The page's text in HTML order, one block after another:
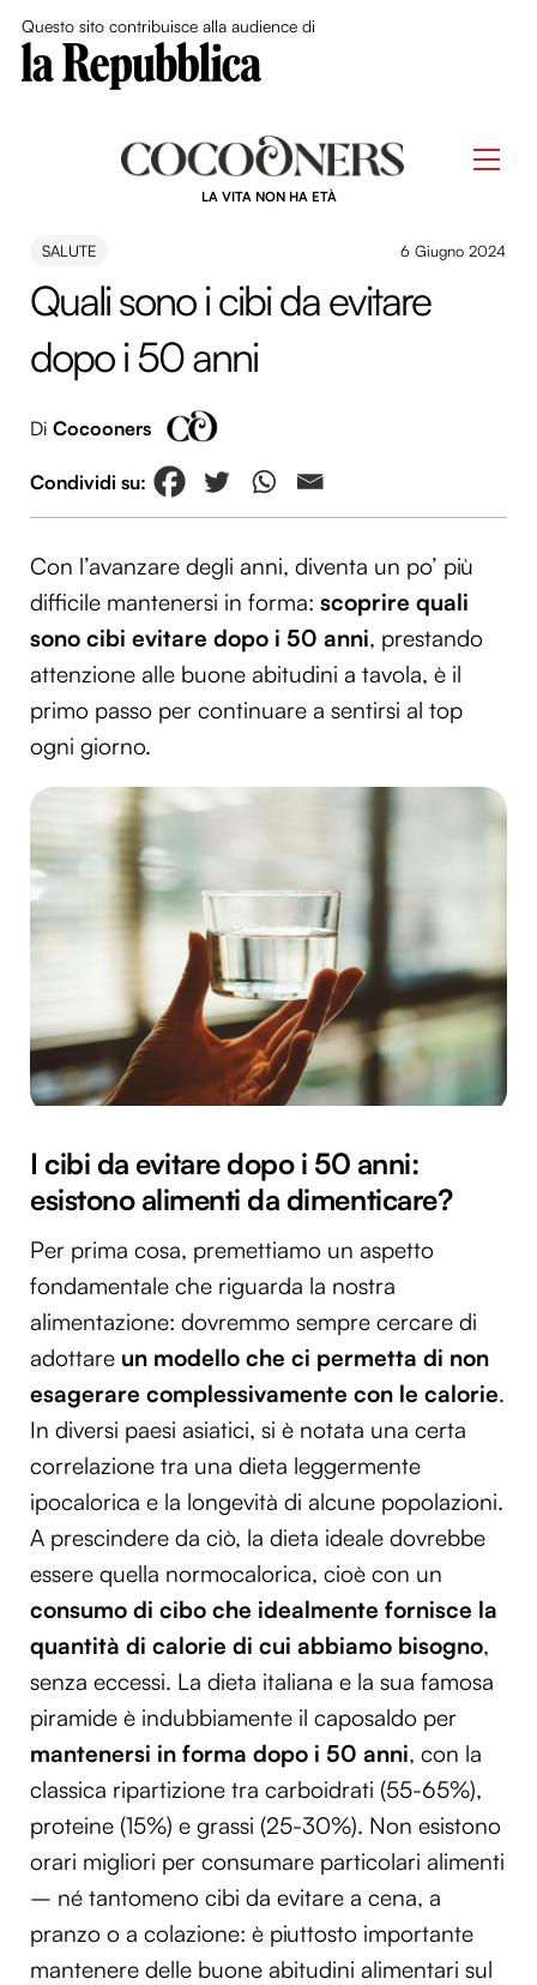
Questo sito contribuisce alla audience di
LA VITA NON HA ETÀ
SALUTE 6 Giugno 2024
Quali sono i cibi da evitare
dopo i 50 anni
Di Cocooners
Con l’avanzare degli anni, diventa un po’ più
difficile mantenersi in forma: scoprire quali
sono cibi evitare dopo i 50 anni, prestando
attenzione alle buone abitudini a tavola, è il
primo passo per continuare a sentirsi al top
ogni giorno.
I cibi da evitare dopo i 50 anni:
esistono alimenti da dimenticare?
Per prima cosa, premettiamo un aspetto
fondamentale che riguarda la nostra
alimentazione: dovremmo sempre cercare di
adottare un modello che ci permetta di non
esagerare complessivamente con le calorie.
In diversi paesi asiatici, si è notata una certa
correlazione tra una dieta leggermente
ipocalorica e la longevità di alcune popolazioni.
A prescindere da ciò, la dieta ideale dovrebbe
essere quella normocalorica, cioè con un
consumo di cibo che idealmente fornisce la
quantità di calorie di cui abbiamo bisogno,
senza eccessi. La dieta italiana e la sua famosa
piramide è indubbiamente il caposaldo per
mantenersi in forma dopo i 50 anni, con la
classica ripartizione tra carboidrati (55-65%),
proteine (15%) e grassi (25-30%). Non esistono
orari migliori per consumare particolari alimenti
– né tantomeno cibi da evitare a cena, a
pranzo o a colazione: è piuttosto importante
mantenere delle buone abitudini alimentari sul